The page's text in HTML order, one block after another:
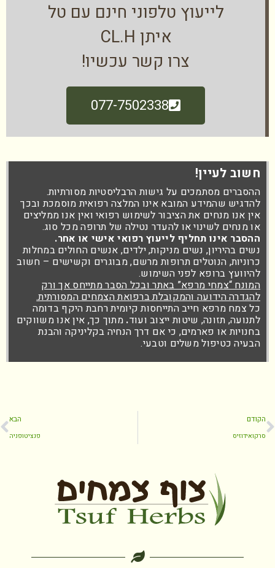
לייעוץ טלפוני חינם עם טל
איתן CL.H
צרו קשר עכשיו!
077-7502338
חשוב לעיין!
ההסברים מסתמכים על גישות הרבליסטיות מסורתיות.
להדגיש שהמידע המובא אינו המלצה רפואית מוסמכת ובכך
אין אנו מנחים את הציבור לשימוש רפואי ואין אנו ממליצים
או מנחים לשינוי או להעדר נטילה של תרופה מכל סוג.
ההסבר אינו תחליף לייעוץ רפואי אישי או אחר.
נשים בהיריון, נשים מניקות, ילדים, אנשים החולים במחלות
כרוניות, הנוטלים תרופות מרשם, מבוגרים וקשישים – חשוב
להיוועץ ברופא לפני השימוש.
המונח “צמחי מרפא” באתר ובכל הסבר מתייחס אך ורק
להגדרה הידועה והמקובלת ברפואת הצמחים המסורתית.
כל צמח מרפא חייב התייחסות קיומית רחבת היקף בדומה
לתנועה, תזונה, שיטות ייצוב ועוד. מתוך כך, אין אנו משווקים
בחנויות או פארמים, כי אם דרך הנחיה בקליניקה והבנת
הבעיה כטיפול משלים וטבעי.
הקודם
סרקואידוזיס
הבא
‏פנציטופניה